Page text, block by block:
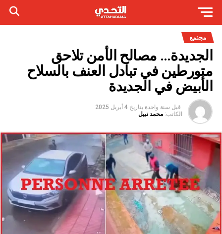
مجتمع
الجديدة… مصالح الأمن تلاحق
متورطين في تبادل العنف بالسلاح
الأبيض في الجديدة
قبل سنة واحدة بتاريخ 4 أبريل 2025
الكاتب: محمد نبيل